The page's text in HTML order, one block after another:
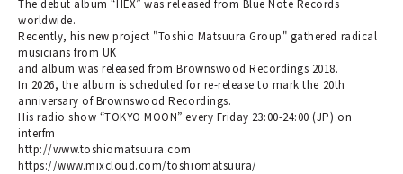
The debut album “HEX” was released from Blue Note Records
worldwide.
Recently, his new project "Toshio Matsuura Group" gathered radical
musicians from UK
and album was released from Brownswood Recordings 2018.
In 2026, the album is scheduled for re-release to mark the 20th
anniversary of Brownswood Recordings.
His radio show “TOKYO MOON” every Friday 23:00-24:00 (JP) on
interfm
http://www.toshiomatsuura.com
https://www.mixcloud.com/toshiomatsuura/